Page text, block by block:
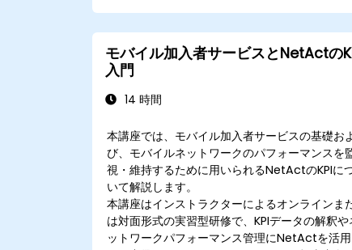
的移行計画および投資ロードマップの作成
モバイル加入者サービスとNetActの
入門
14 時間
本講座では、モバイル加入者サービスの基礎お
び、モバイルネットワークのパフォーマンスを
視・維持するために用いられるNetActのKPIに
いて解説します。
本講座はインストラクターによるオンラインま
は対面形式の実習型研修で、KPIデータの解釈や
ットワークパフォーマンス管理にNetActを活